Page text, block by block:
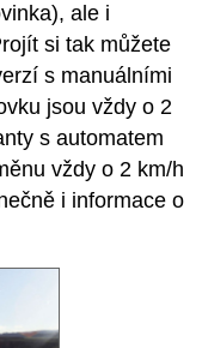
ale i
si tak můžete
s manuálními
jsou vždy o 2
s automatem
vždy o 2 km/h
i informace o